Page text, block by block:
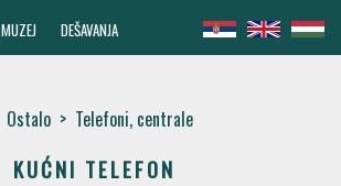
MUZEJ DEŠAVANJA
Ostalo> Telefoni, centrale
KUĆNI TELEFON